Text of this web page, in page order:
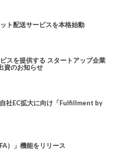
ト配送サービスを本格始動
スを提供する スタートアップ企業
資のお知らせ
社EC拡大に向け「Fulfillment by
）」機能をリリース